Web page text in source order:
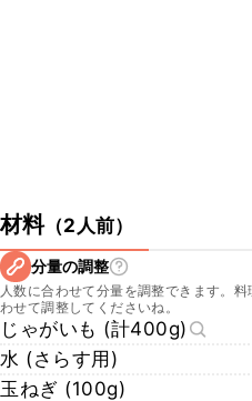
材料（2人前）
分量の調整
人数に合わせて分量を調整できます。
わせて調整してくださいね。
じゃがいも (計400g)
水 (さらす用)
玉ねぎ (100g)